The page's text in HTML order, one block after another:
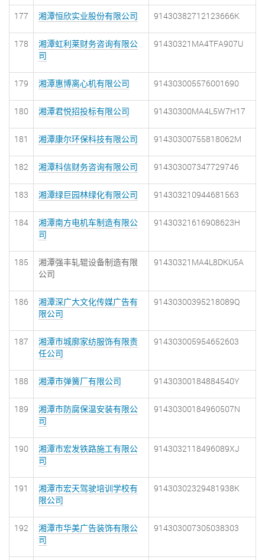
177 湘潭恒欣实业股份有限公司 91430382712123666K
178
湘潭虹利莱财务咨询有限公
司
91430321MA4TFA907U
179 湘潭惠博离心机有限公司 914303005576001690
180 湘潭君悦招投标有限公司 91430300MA4L5W7H17
181 湘潭康尔环保科技有限公司 91430300755818062M
182 湘潭科信财务咨询有限公司 914303007347729746
183 湘潭绿巨园林绿化有限公司 914303210944681563
184
湘潭南方电机车制造有限公
司
91430321616908623H
185
湘潭强丰轧辊设备制造有限
公司
91430321MA4L8DKU5A
186
湘潭深广大文化传媒广告有
限公司
91430300395218089Q
187
湘潭市城廓家纺服饰有限责
任公司
914303005954652603
188 湘潭市弹簧厂有限公司 91430300184884540Y
189
湘潭市防腐保温安装有限公
司
91430300184960507N
190
湘潭市宏发铁路施工有限公
司
9143032118496089XJ
191
湘潭市宏天驾驶培训学校有
限公司
91430302329481938K
192
湘潭市华美广告装饰有限公
司
914303007305038303